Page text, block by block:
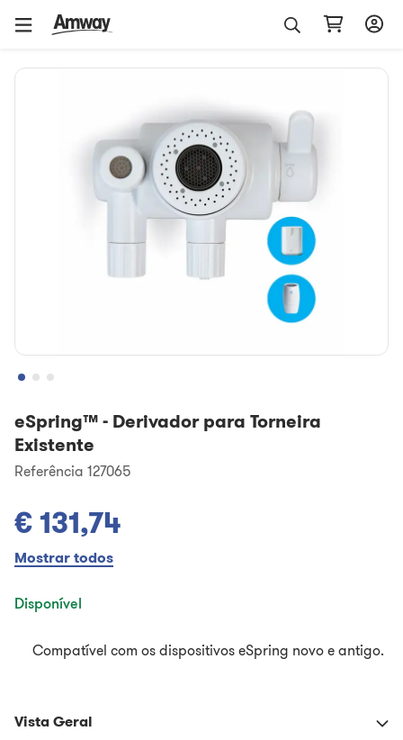
eSpring™- Derivador para Torneira
Existente
Referência 127065
€ 131,74
Mostrar todos
Disponível
Compatível com os dispositivos eSpring novo e antigo.
Vista Geral